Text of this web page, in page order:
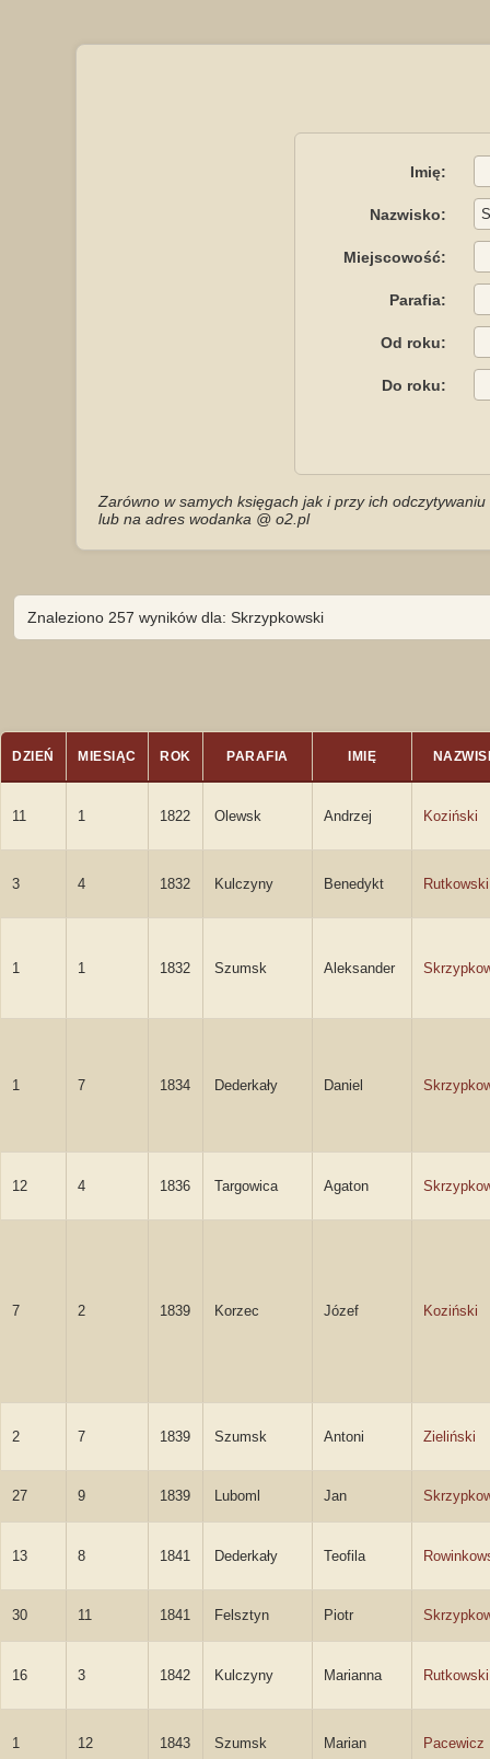
Imię:
Nazwisko:
Miejscowość:
Parafia:
Od roku:
Do roku:
Zarówno w samych księgach jak i przy ich
lub na adres wodanka @ o2.pl
Znaleziono 257 wyników dla: Skrzypkowski
DZIEŃ MIESIĄC ROK PARAFIA IMIĘ
11 1 1822 Olewsk Andrzej Koziński
3 4 1832 Kulczyny Benedykt Rutkowski
1 1 1832 Szumsk Aleksander
1 7 1834 Dederkały Daniel
12 4 1836 Targowica Agaton
7 2 1839 Korzec Józef Koziński
2 7 1839 Szumsk Antoni Zieliński
27 9 1839 Luboml Jan
13 8 1841 Dederkały Teofila
30 11 1841 Felsztyn Piotr
16 3 1842 Kulczyny Marianna Rutkowski
1 12 1843 Szumsk Marian Pacewicz